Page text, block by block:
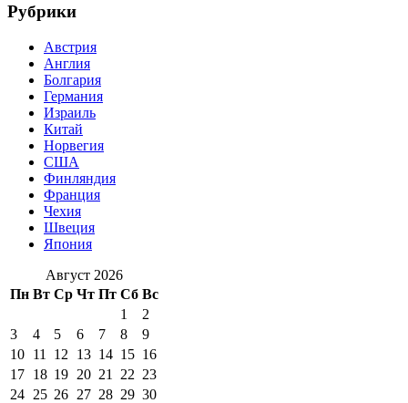
Рубрики
Австрия
Англия
Болгария
Германия
Израиль
Китай
Норвегия
США
Финляндия
Франция
Чехия
Швеция
Япония
Август 2026
Пн Вт Ср Чт Пт Сб Вс
1
2
3
4 5 6 7 8
9
10 11 12 13 14 15 16
17 18 19 20 21 22 23
24 25 26 27 28 29 30